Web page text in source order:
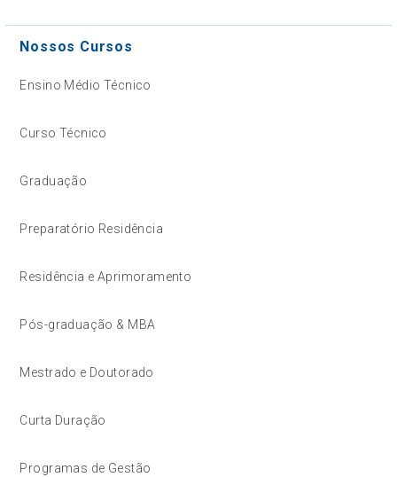
Nossos Cursos
Ensino Médio Técnico
Curso Técnico
Graduação
Preparatório Residência
Residência e Aprimoramento
Pós-graduação & MBA
Mestrado e Doutorado
Curta Duração
Programas de Gestão